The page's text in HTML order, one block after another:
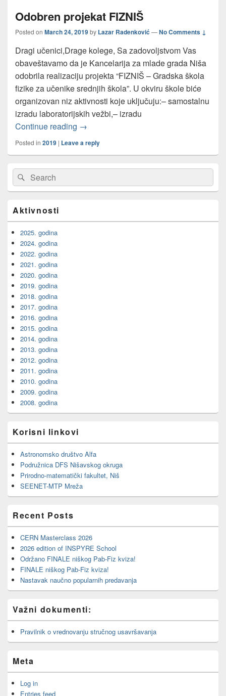
Odobren projekat FIZNIŠ
Posted on March 24, 2019by Lazar Radenković —No Comments ↓
Dragi učenici,Drage kolege, Sa zadovoljstvom Vas
obaveštavamo da je Kancelarija za mlade grada Niša
odobrila realizaciju projekta “FIZNIŠ – Gradska škola
fizike za učenike srednjih škola”. U okviru škole biće
organizovan niz aktivnosti koje uključuju:– samostalnu
izradu laboratorijskih vežbi,– izradu
Continue reading Odobren projekat FIZNIŠ
→
Posted in 2019 | Leave a reply
Primary
Sidebar
Widget
Area
Search
for:
Search
Aktivnosti
2025. godina
2024. godina
2022. godina
2021. godina
2020. godina
2019. godina
2018. godina
2017. godina
2016. godina
2015. godina
2014. godina
2013. godina
2012. godina
2011. godina
2010. godina
2009. godina
2008. godina
Korisni linkovi
Astronomsko društvo Alfa
Podružnica DFS Nišavskog okruga
Prirodno-matematički fakultet, Niš
SEENET-MTP Mreža
Recent Posts
CERN Masterclass 2026
2026 edition of INSPYRE School
Održano FINALE niškog Pab-Fiz kviza!
FINALE niškog Pab-Fiz kviza!
Nastavak naučno popularnih predavanja
Važni dokumenti:
Pravilnik o vrednovanju stručnog usavršavanja
Meta
Log in
Entries feed